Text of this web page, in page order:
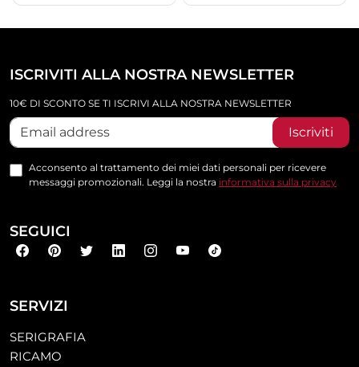
SERVIZI
SERIGRAFIA
RICAMO
ISCRIVITI ALLA NOSTRA NEWSLETTER
10€ DI SCONTO SE TI ISCRIVI ALLA NOSTRA NEWSLETTER
Iscriviti
Acconsento al trattamento dei miei dati personali per ricevere
messaggi promozionali. Leggi la nostra informativa sulla privacy
SEGUICI